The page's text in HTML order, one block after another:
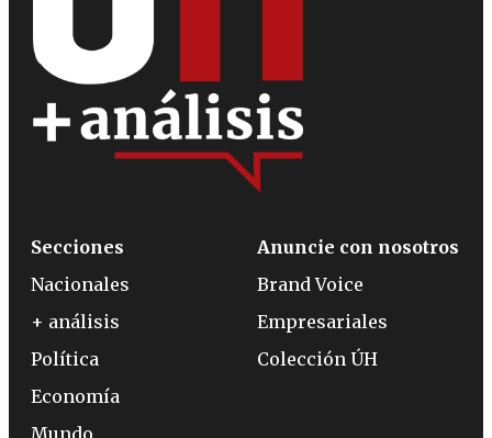
Secciones
Nacionales
+ análisis
Política
Economía
Mundo
Anuncie con nosotros
Brand Voice
Empresariales
Colección ÚH